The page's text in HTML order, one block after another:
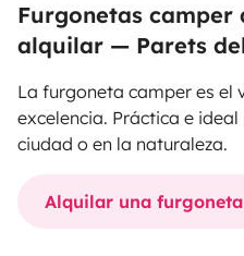
Furgonetas camper
alquilar — Parets
La furgoneta camper es el
excelencia. Práctica e
ciudad o en la naturaleza.
Alquilar una